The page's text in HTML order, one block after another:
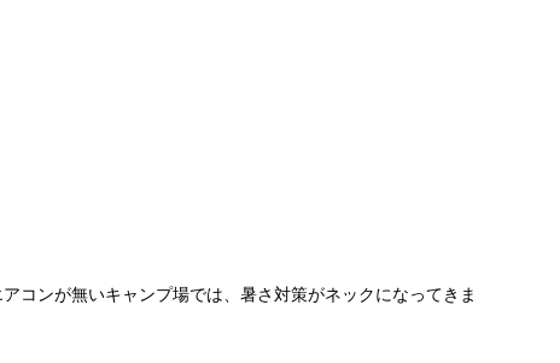
コンが無いキャンプ場では、暑さ対策がネックになってきま